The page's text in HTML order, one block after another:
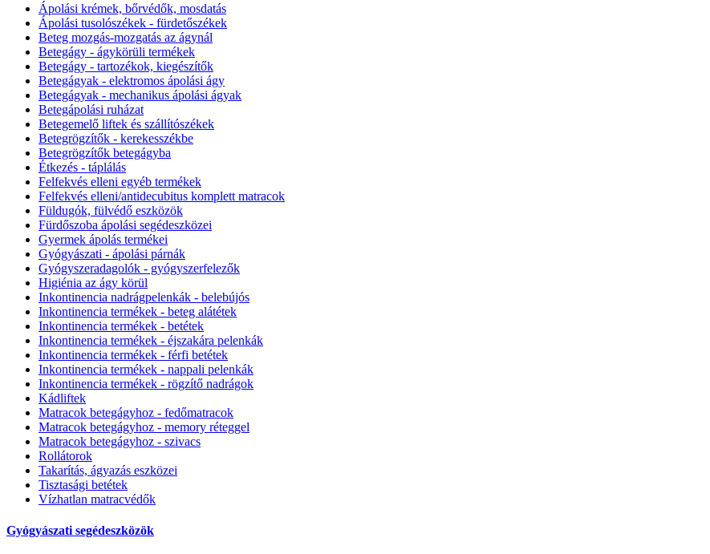
Ápolási krémek, bőrvédők, mosdatás
Ápolási tusolószékek - fürdetőszékek
Beteg mozgás-mozgatás az ágynál
Betegágy - ágykörüli termékek
Betegágy - tartozékok, kiegészítők
Betegágyak - elektromos ápolási ágy
Betegágyak - mechanikus ápolási ágyak
Betegápolási ruházat
Betegemelő liftek és szállítószékek
Betegrögzítők - kerekesszékbe
Betegrögzítők betegágyba
Étkezés - táplálás
Felfekvés elleni egyéb termékek
Felfekvés elleni/antidecubitus komplett matracok
Füldugók, fülvédő eszközök
Fürdőszoba ápolási segédeszközei
Gyermek ápolás termékei
Gyógyászati - ápolási párnák
Gyógyszeradagolók - gyógyszerfelezők
Higiénia az ágy körül
Inkontinencia nadrágpelenkák - belebújós
Inkontinencia termékek - beteg alátétek
Inkontinencia termékek - betétek
Inkontinencia termékek - éjszakára pelenkák
Inkontinencia termékek - férfi betétek
Inkontinencia termékek - nappali pelenkák
Inkontinencia termékek - rögzítő nadrágok
Kádliftek
Matracok betegágyhoz - fedőmatracok
Matracok betegágyhoz - memory réteggel
Matracok betegágyhoz - szivacs
Rollátorok
Takarítás, ágyazás eszközei
Tisztasági betétek
Vízhatlan matracvédők
Gyógyászati segédeszközök